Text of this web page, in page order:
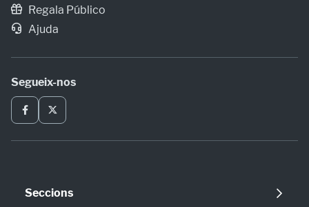
Regala Público
Ajuda
Segueix-nos
Seccions